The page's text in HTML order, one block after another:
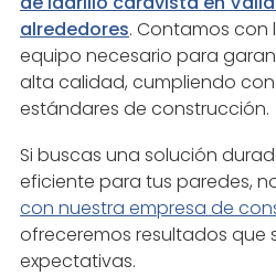
alrededores. Contamos con
equipo necesario para
alta calidad, cumpliendo
estándares de construcción.
Si buscas una solución
eficiente para tus paredes,
con nuestra empresa de
ofreceremos resultados que
expectativas.